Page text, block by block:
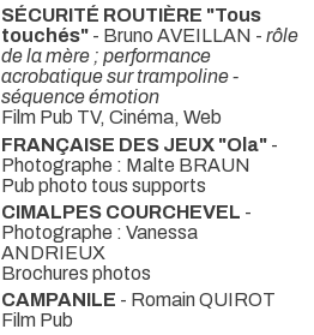
SÉCURITÉ ROUTIÈRE "Tous
touchés" - Bruno AVEILLAN - rôle
de la mère ; performance
acrobatique sur trampoline -
séquence émotion
Film Pub TV, Cinéma, Web
FRANÇAISE DES JEUX "Ola" -
Photographe : Malte BRAUN
Pub photo tous supports
CIMALPES COURCHEVEL -
Photographe : Vanessa
ANDRIEUX
Brochures photos
CAMPANILE - Romain QUIROT
Film Pub